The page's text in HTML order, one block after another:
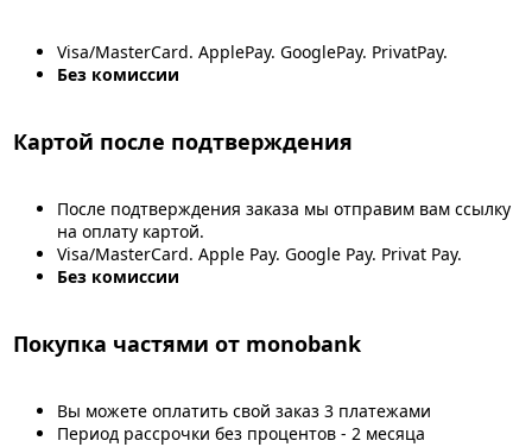
Visa/MasterCard. ApplePay. GooglePay. PrivatPay.
Без комиссии
Картой после подтверждения
После подтверждения заказа мы отправим вам ссылку
на оплату картой.
Visa/MasterCard. Apple Pay. Google Pay. Privat Pay.
Без комиссии
Покупка частями от monobank
Вы можете оплатить свой заказ 3 платежами
Период рассрочки без процентов - 2 месяца